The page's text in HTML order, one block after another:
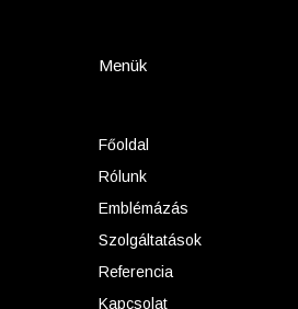
Menük
Főoldal
Rólunk
Emblémázás
Szolgáltatások
Referencia
Kapcsolat